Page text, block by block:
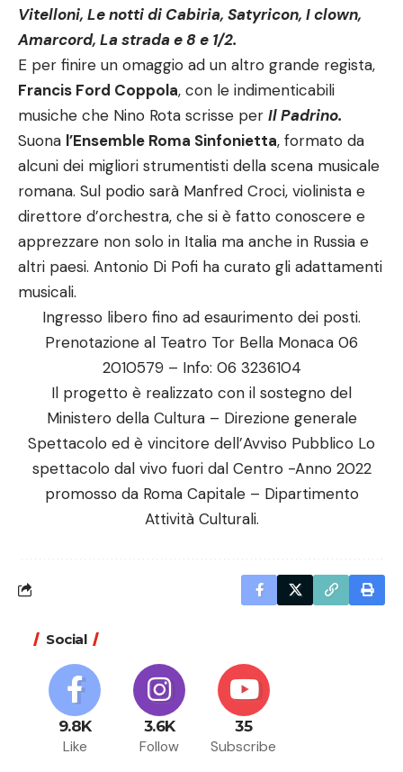
Vitelloni, Le notti di Cabiria, Satyricon, I clown,
Amarcord, La strada e 8 e 1/2.
E per finire un omaggio ad un altro grande regista,
Francis Ford Coppola, con le indimenticabili
musiche che Nino Rota scrisse per Il Padrino.
Suona l’Ensemble Roma Sinfonietta, formato da
alcuni dei migliori strumentisti della scena musicale
romana. Sul podio sarà Manfred Croci, violinista e
direttore d’orchestra, che si è fatto conoscere e
apprezzare non solo in Italia ma anche in Russia e
altri paesi. Antonio Di Pofi ha curato gli adattamenti
musicali.
Ingresso libero fino ad esaurimento dei posti.
Prenotazione al Teatro Tor Bella Monaca 06
2010579 – Info: 06 3236104
Il progetto è realizzato con il sostegno del
Ministero della Cultura – Direzione generale
Spettacolo ed è vincitore dell’Avviso Pubblico Lo
spettacolo dal vivo fuori dal Centro -Anno 2022
promosso da Roma Capitale – Dipartimento
Attività Culturali.
Social
9.8K
Like
3.6K
Follow
35
Subscribe